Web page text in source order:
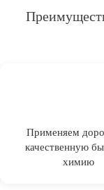
Применяем
качественную
химию